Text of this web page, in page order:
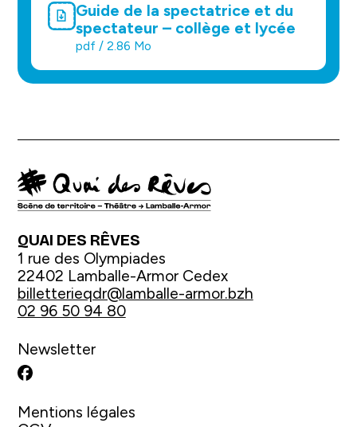
Guide de la spectatrice et du
spectateur – collège et lycée
pdf / 2.86 Mo
QUAI DES RÊVES
1 rue des Olympiades
22402 Lamballe-Armor Cedex
billetterieqdr@lamballe-armor.bzh
02 96 50 94 80
Newsletter
Facebook
Mentions légales